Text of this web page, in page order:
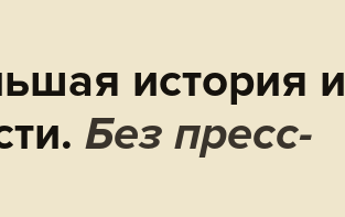
история и
Без пресс-